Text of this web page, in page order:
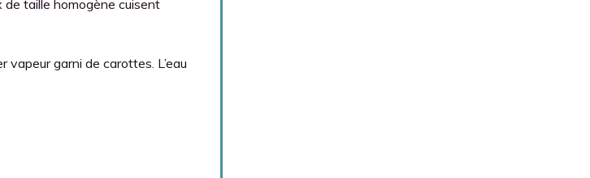
taille homogène cuisent
vapeur garni de carottes. L’eau